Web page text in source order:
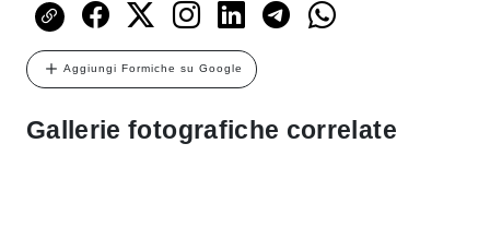
Aggiungi Formiche su Google
Gallerie fotografiche correlate